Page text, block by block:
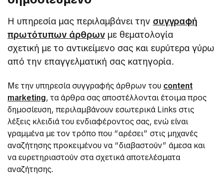
Η υπηρεσία μας περιλαμβάνει την συγγραφή
πρωτότυπων άρθρων με θεματολογία
σχετική με το αντικείμενο σας και ευρύτερα γύρω
από την επαγγελματική σας κατηγορία.
Με την υπηρεσία συγγραφής άρθρων του content
marketing, τα άρθρα σας αποστέλλονται έτοιμα προς
δημοσίευση, περιλαμβάνουν εσωτερικά Links στις
λέξεις κλειδιά του ενδιαφέροντος σας, ενώ είναι
γραμμένα με τον τρόπο που “αρέσει” στις μηχανές
αναζήτησης προκειμένου να “διαβαστούν” άμεσα και
να ευρετηριαστούν στα σχετικά αποτελέσματα
αναζήτησης.